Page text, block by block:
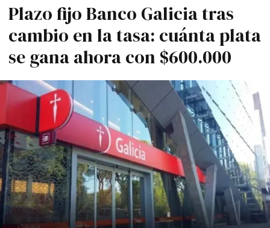
Plazo fijo Banco Galicia tras
cambio en la tasa: cuánta plata
se gana ahora con $600.000